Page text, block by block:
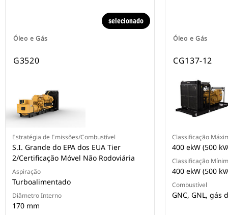
Óleo e Gás
selecionado
G3520
Estratégia de Emissões/Combustível
S.I. Grande do EPA dos EUA Tier
2/Certificação Móvel Não Rodoviária
Aspiração
Turboalimentado
Diâmetro Interno
170 mm
Óleo e Gás
CG137-12
Classificação
400 ekW (500
Classificação
400 ekW (500
Combustível
GNC, GNL, gás